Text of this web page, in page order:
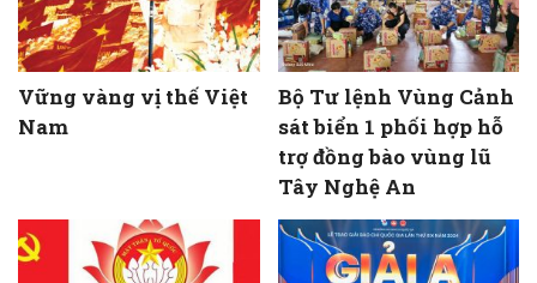
Vững vàng vị thế Việt
Nam
Bộ Tư lệnh Vùng Cảnh
sát biển 1 phối hợp hỗ
trợ đồng bào vùng lũ
Tây Nghệ An